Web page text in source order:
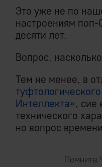
Это уже не по
настроениям
десяти лет.
Вопрос,
Тем не менее, в
Интеллекта», сие
технического
но вопрос
Помните